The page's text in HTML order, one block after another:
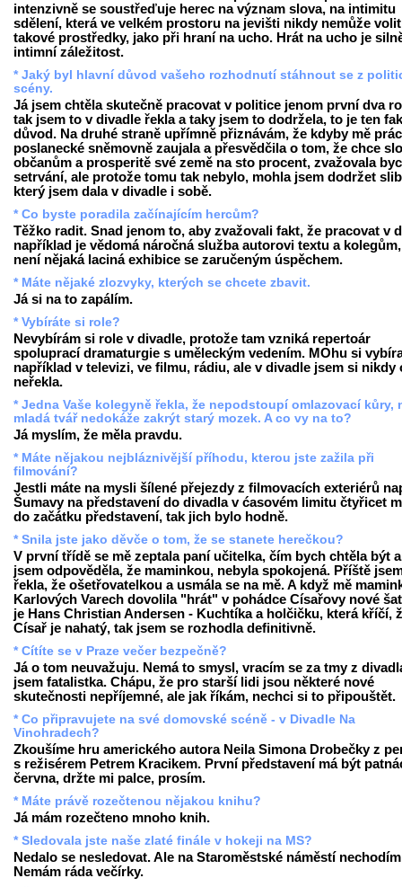
intenzivně se soustřeďuje herec na význam slova, na intimitu
sdělení, která ve velkém prostoru na jevišti nikdy nemůže volit
takové prostředky, jako při hraní na ucho. Hrát na ucho je
intimní záležitost.
* Jaký byl hlavní důvod vašeho rozhodnutí stáhnout se z
scény.
Já jsem chtěla skutečně pracovat v politice jenom první dva
tak jsem to v divadle řekla a taky jsem to dodržela, to je ten
důvod. Na druhé straně upřímně přiznávám, že kdyby mě
poslanecké sněmovně zaujala a přesvědčila o tom, že chce
občanům a prosperitě své země na sto procent, zvažovala
setrvání, ale protože tomu tak nebylo, mohla jsem dodržet
který jsem dala v divadle i sobě.
* Co byste poradila začínajícím hercům?
Těžko radit. Snad jenom to, aby zvažovali fakt, že pracovat v
například je vědomá náročná služba autorovi textu a
není nějaká laciná exhibice se zaručeným úspěchem.
* Máte nějaké zlozvyky, kterých se chcete zbavit.
Já si na to zapálím.
* Vybíráte si role?
Nevybírám si role v divadle, protože tam vzniká repertoár
spoluprací dramaturgie s uměleckým vedením. MOhu si
například v televizi, ve filmu, rádiu, ale v divadle jsem si nikdy
neřekla.
* Jedna Vaše kolegyně řekla, že nepodstoupí omlazovací kůry,
mladá tvář nedokáže zakrýt starý mozek. A co vy na to?
Já myslím, že měla pravdu.
* Máte nějakou nejbláznivější příhodu, kterou jste zažila při
filmování?
Jestli máte na mysli šílené přejezdy z filmovacích exteriérů
Šumavy na představení do divadla v ćasovém limitu čtyřicet
do začátku představení, tak jich bylo hodně.
* Snila jste jako děvče o tom, že se stanete herečkou?
V první třídě se mě zeptala paní učitelka, čím bych chtěla být
jsem odpověděla, že maminkou, nebyla spokojená. Příště
řekla, že ošetřovatelkou a usmála se na mě. A když mě
Karlových Varech dovolila "hrát" v pohádce Císařovy nové
je Hans Christian Andersen - Kuchtíka a holčičku, která kříčí,
Císař je nahatý, tak jsem se rozhodla definitivně.
* Cítíte se v Praze večer bezpečně?
Já o tom neuvažuju. Nemá to smysl, vracím se za tmy z
jsem fatalistka. Chápu, že pro starší lidi jsou některé nové
skutečnosti nepříjemné, ale jak říkám, nechci si to připouštět.
* Co připravujete na své domovské scéně - v Divadle Na
Vinohradech?
Zkoušíme hru amerického autora Neila Simona Drobečky z
s režisérem Petrem Kracikem. První představení má být
června, držte mi palce, prosím.
* Máte právě rozečtenou nějakou knihu?
Já mám rozečteno mnoho knih.
* Sledovala jste naše zlaté finále v hokeji na MS?
Nedalo se nesledovat. Ale na Staroměstské náměstí
Nemám ráda večírky.